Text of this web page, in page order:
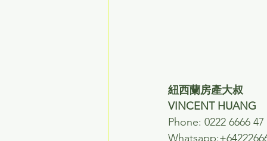
紐西蘭房產大叔
VINCENT HUANG
Phone: 0222 6666 47